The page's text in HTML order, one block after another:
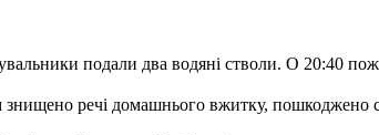
подали два водяні стволи. О 20:40
знищено речі домашнього вжитку, пошкоджено